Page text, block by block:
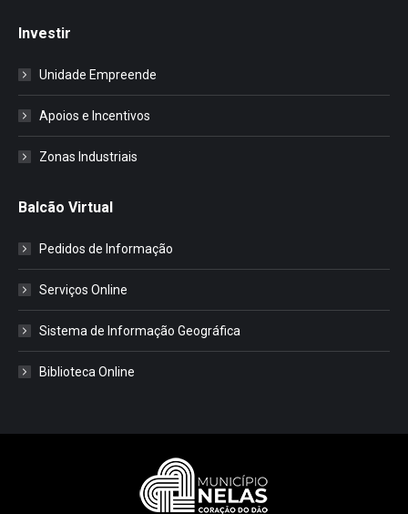
Investir
Unidade Empreende
Apoios e Incentivos
Zonas Industriais
Balcão Virtual
Pedidos de Informação
Serviços Online
Sistema de Informação Geográfica
Biblioteca Online